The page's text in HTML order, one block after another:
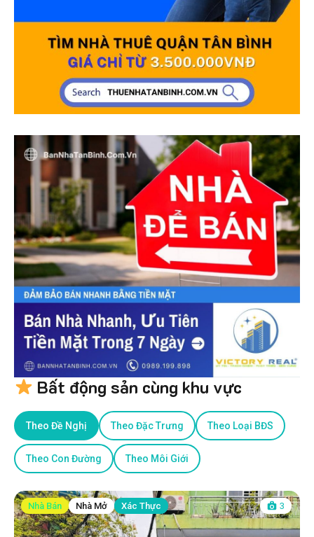
Bất động sản cùng khu vực
Theo Đề Nghị Theo Đặc Trưng Theo Loại BĐS
Theo Con Đường Theo Môi Giới
Nhà Bán Nhà Mở Xác Thực 3